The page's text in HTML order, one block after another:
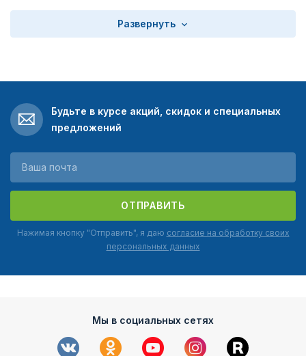
Развернуть
Будьте в курсе акций, скидок и специальных
предложений
ОТПРАВИТЬ
Нажимая кнопку "Отправить", я даю согласие на обработку своих
персональных данных
Мы в социальных сетях